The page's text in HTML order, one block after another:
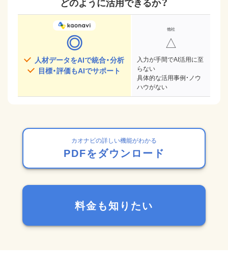
◎
人材データをAIで統合・分析
目標・評価もAIでサポート
△
入力が手間でAI活用に至
らない
具体的な活用事例・ノウ
ハウがない
カオナビの詳しい機能がわかる
PDFをダウンロード
料金も知りたい